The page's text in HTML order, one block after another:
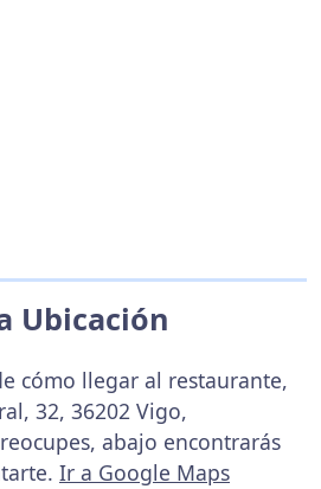
Ubicación
cómo llegar al restaurante,
32, 36202 Vigo,
abajo encontrarás
Ir a Google Maps